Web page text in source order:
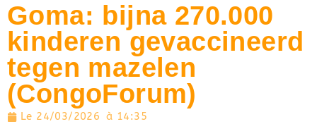
Goma: bijna 270.000
kinderen gevaccineerd
tegen mazelen
(CongoForum)
Le 24/03/2026 à 14:35